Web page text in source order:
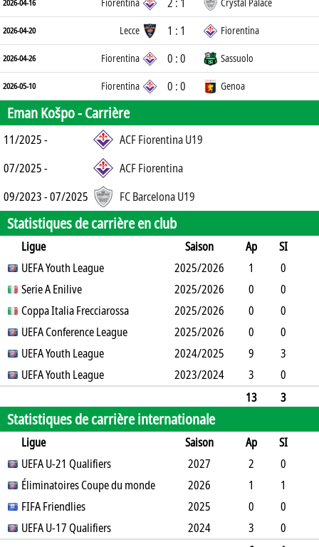
2026-04-16 Fiorentina Crystal Palace
2026-04-20 Lecce 1 : 1 Fiorentina
2026-04-26 Fiorentina 0 : 0 Sassuolo
2026-05-10 Fiorentina 0 : 0 Genoa
Eman Košpo -Carrière
11/2025 -
ACF Fiorentina U19
07/2025 -
ACF Fiorentina
09/2023 - 07/2025
FC Barcelona U19
Statistiques de carrière en club
Ligue Saison Ap
SI
SO
B B 2J CR Min
UEFA Youth League 2025/2026 1
0
0
0 0 0 0 90
Serie A Enilive 2025/2026 0
0
0
16 0 0 0 0
Coppa Italia Frecciarossa 2025/2026 0
0
0
1 0 0 0 0
UEFA Conference League 2025/2026 0
0
0
6 0 0 0
UEFA Youth League 2024/2025 9
3
0
4 0 0 0 610
UEFA Youth League 2023/2024 3
0
27013
3
0
29 0 0 1 0 0
Statistiques de carrière internationale
Ligue Saison Ap
SI
SO
B B CR Min
UEFA U-21 Qualifiers 2027 2
0
0
0 0 0 0 0 180
Éliminatoires Coupe du monde 2026 1
1
0
2 0 0 14
FIFA Friendlies 2025 0
0
0
1 0 0
UEFA U-17 Qualifiers 2024 3
0